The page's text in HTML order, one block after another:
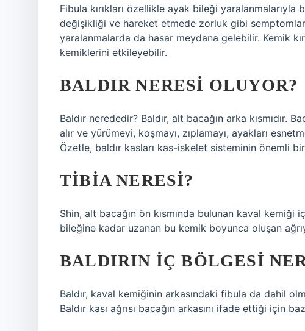
Fibula kırıkları özellikle ayak bileği yaralanmalarıyla
değişikliği ve hareket etmede zorluk gibi
yaralanmalarda da hasar meydana gelebilir. Kemik
kemiklerini etkileyebilir.
BALDIR NERESI OLUYOR?
Baldır nerededir? Baldır, alt bacağın arka kısmıdır.
alır ve yürümeyi, koşmayı, zıplamayı, ayakları
Özetle, baldır kasları kas-iskelet sisteminin önemli bir
TIBIA NERESI?
Shin, alt bacağın ön kısmında bulunan kaval kemiği
bileğine kadar uzanan bu kemik boyunca oluşan
BALDIRIN IÇ BÖLGESI
Baldır, kaval kemiğinin arkasındaki fibula da dahil
Baldır kası ağrısı bacağın arkasını ifade ettiği için